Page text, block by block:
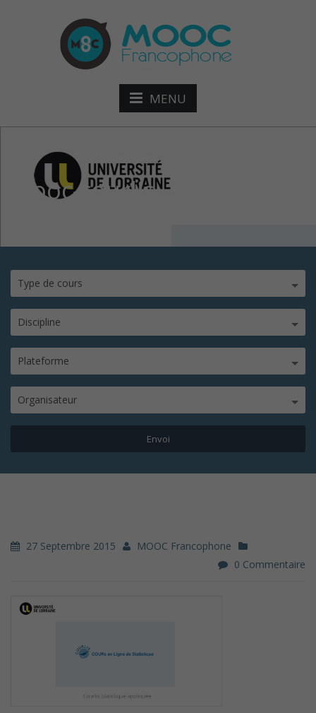
MENU
Mooc-courlis
Type de cours
Discipline
Plateforme
Organisateur
27 Septembre 2015
MOOC Francophone
0 Commentaire